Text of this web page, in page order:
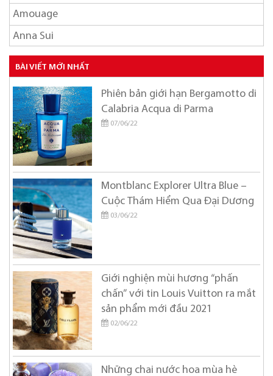
Amouage
Anna Sui
Ariana Grande
Armaf
Azzaro
Balmain
BANOBAGI
Britney Spears
Burberry
Bvlgari
Byredo
Calvin Klein
Carolina Herrera
Cartier
Chanel
Chloe
Chopard
BÀI VIẾT MỚI NHẤT
Phiên bản giới hạn Bergamotto di
Calabria Acqua di Parma
07/06/22
Montblanc Explorer Ultra Blue –
Cuộc Thám Hiểm Qua Đại Dương
03/06/22
Giới nghiện mùi hương “phấn
chấn” với tin Louis Vuitton ra mắt
sản phẩm mới đầu 2021
02/06/22
Những chai nước hoa mùa hè